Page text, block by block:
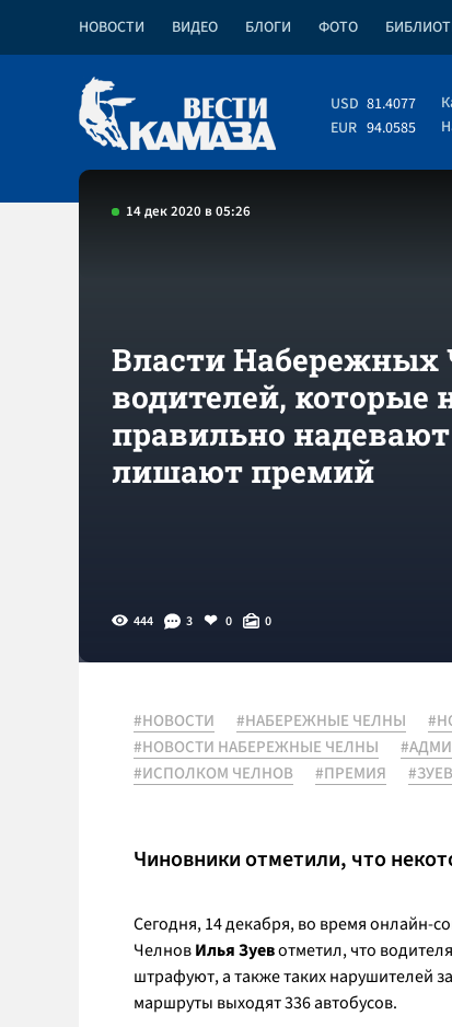
НОВОСТИ ВИДЕО БЛОГИ ФОТО
USD 81.4077
EUR 94.0585
14 дек 2020 в 05:26
Власти Набережных
водителей, которые
правильно
лишают премий
444 3 0 0
#НОВОСТИ #НАБЕРЕЖНЫЕ ЧЕЛНЫ
#НОВОСТИ НАБЕРЕЖНЫЕ ЧЕЛНЫ
#ИСПОЛКОМ ЧЕЛНОВ
#ПРЕМИЯ #ЗУЕВ
Чиновники отметили, что
Сегодня, 14 декабря, во время онлайн-
ЧелновИлья Зуевотметил, что
штрафуют, а также таких нарушителей
маршруты выходят 336 автобусов.